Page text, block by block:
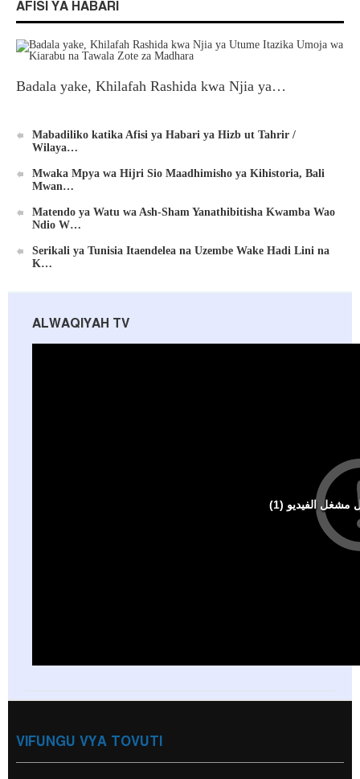
AFISI YA HABARI
Badala yake, Khilafah Rashida kwa Njia ya…
Mabadiliko katika Afisi ya Habari ya Hizb ut Tahrir /
Wilaya…
Mwaka Mpya wa Hijri Sio Maadhimisho ya Kihistoria, Bali
Mwan…
Matendo ya Watu wa Ash-Sham Yanathibitisha Kwamba Wao
Ndio W…
Serikali ya Tunisia Itaendelea na Uzembe Wake Hadi Lini na
K…
ALWAQIYAH TV
VIFUNGU VYA TOVUTI